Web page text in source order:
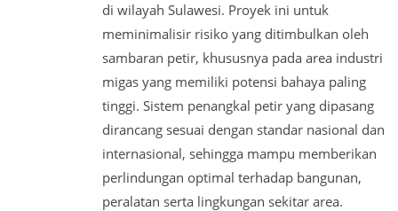
di wilayah Sulawesi. Proyek ini untuk
meminimalisir risiko yang ditimbulkan oleh
sambaran petir, khususnya pada area industri
migas yang memiliki potensi bahaya paling
tinggi. Sistem penangkal petir yang dipasang
dirancang sesuai dengan standar nasional dan
internasional, sehingga mampu memberikan
perlindungan optimal terhadap bangunan,
peralatan serta lingkungan sekitar area.